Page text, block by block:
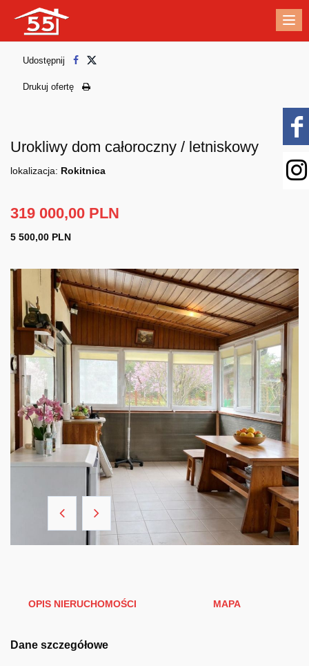
Udostępnij
Drukuj ofertę
Urokliwy dom całoroczny / letniskowy
lokalizacja: Rokitnica
319 000,00 PLN
5 500,00 PLN
OPIS NIERUCHOMOŚCI MAPA
Dane szczegółowe